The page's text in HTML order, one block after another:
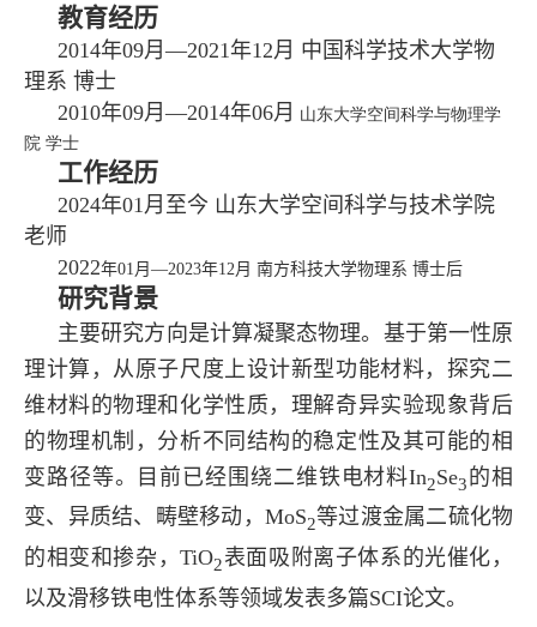
教育经历
2014年09月—2021年12月 中国科学技术大学物
理系 博士
2010年09月—2014年06月 山东大学空间科学与物理学
院 学士
工作经历
2024年01 月至今 山东大学空间科学与技术学院
老师
2022年01 月—2023年12 月 南方科技大学物理系 博士后
研究背景
主要研究方向是计算凝聚态物理。基于第一性原
理计算，从原子尺度上设计新型功能材料，探究二
维材料的物理和化学性质，理解奇异实验现象背后
的物理机制，分析不同结构的稳定性及其可能的相
变路径等。目前已经围绕二维铁电材料In2Se3的相
变、异质结、畴壁移动， MoS2等过渡金属二硫化物
的相变和掺杂，TiO2表面吸附离子体系的光催化，
以及滑移铁电性体系等领域发表多篇SCI论文。